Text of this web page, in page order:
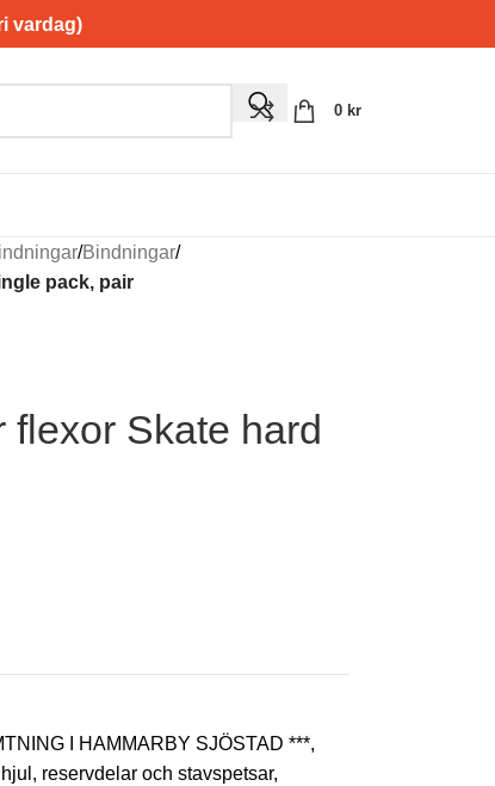
vardag)
0 kr
/Bindningar/
pack, pair
flexor Skate hard
I HAMMARBY SJÖSTAD ***,
reservdelar och stavspetsar,